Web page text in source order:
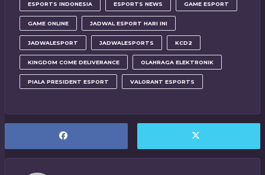
ESPORTS INDONESIA ESPORTS NEWS GAME ESPORT
GAME ONLINE JADWAL ESPORT HARI INI
JADWALESPORT JADWALESPORTS KCD2
KINGDOM COME DELIVERANCE OLAHRAGA ELEKTRONIK
PIALA PRESIDENT ESPORT VALORANT ESPORTS